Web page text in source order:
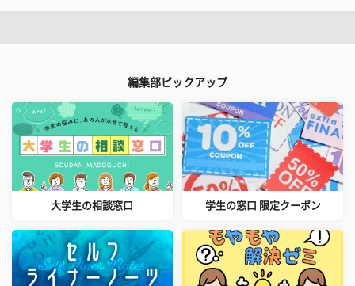
編集部ピックアップ
大学生の相談窓口 学生の窓口 限定クーポン